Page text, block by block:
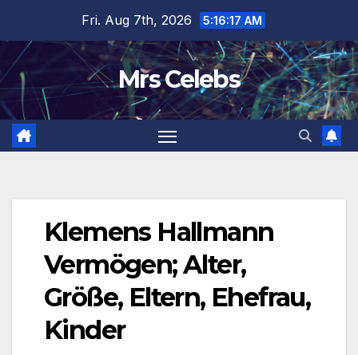
content
Fri. Aug 7th, 2026 5:16:18 AM
Mrs Celebs
Klemens Hallmann
Vermögen; Alter,
Größe, Eltern, Ehefrau,
Kinder